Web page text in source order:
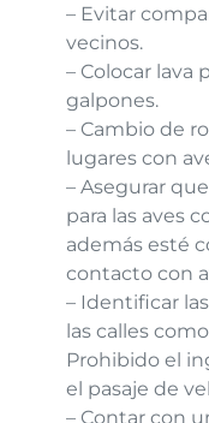
– Evitar
vecinos.
– Colocar lava
galpones.
– Cambio de
lugares con
– Asegurar
para las aves
además esté
contacto con
– Identificar
las calles
Prohibido el
el pasaje de
– Contar con